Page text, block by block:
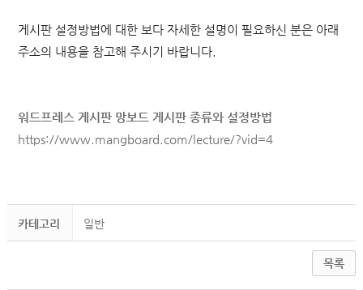
게시판 설정방법에 대한 보다 자세한 설명이 필요하신 분은 아래
주소의 내용을 참고해 주시기 바랍니다.
워드프레스 게시판 망보드 게시판 종류와 설정방법
https://www.mangboard.com/lecture/?vid=4
카테고리 일반
목록